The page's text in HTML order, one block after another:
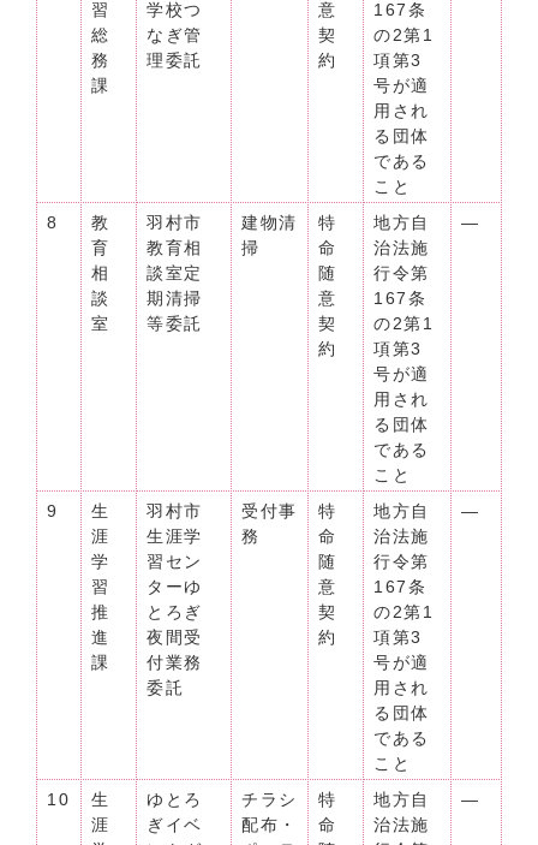
習
総
務
課
学校つ
なぎ管
理委託
意
契
約
167条
の2第1
項第3
号が適
用され
る団体
である
こと
8
教
育
相
談
室
羽村市
教育相
談室定
期清掃
等委託
建物清
掃
特
命
随
意
契
約
地方自
治法施
行令第
167条
の2第1
項第3
号が適
用され
る団体
である
こと
―
9
生
涯
学
習
推
進
課
羽村市
生涯学
習セン
ターゆ
とろぎ
夜間受
付業務
委託
受付事
務
特
命
随
意
契
約
地方自
治法施
行令第
167条
の2第1
項第3
号が適
用され
る団体
である
こと
―
10
生
涯
ゆとろ
ぎイベ
チラシ
配布・
特
命
地方自
治法施
―